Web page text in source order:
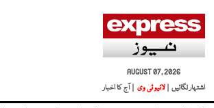
AUGUST 07, 2026
اشتہار لگائیں | لائیو ٹی وی | آج کا اخبار